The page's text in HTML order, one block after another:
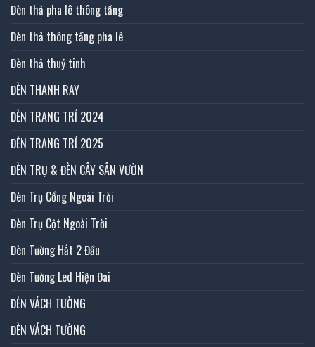
Đèn thả pha lê thông tầng
Đèn thả thông tầng pha lê
Đèn thả thuỷ tinh
ĐÈN THANH RAY
ĐÈN TRANG TRÍ 2024
ĐÈN TRANG TRÍ 2025
ĐÈN TRỤ & ĐÈN CÂY SÂN VƯỜN
Đèn Trụ Cổng Ngoài Trời
Đèn Trụ Cột Ngoài Trời
Đèn Tường Hắt 2 Đầu
Đèn Tường Led Hiện Đai
ĐÈN VÁCH TƯỜNG
ĐÈN VÁCH TƯỜNG